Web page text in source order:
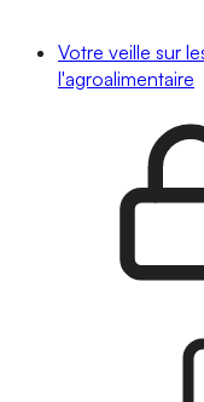
Votre veille sur
l'agroalimentaire